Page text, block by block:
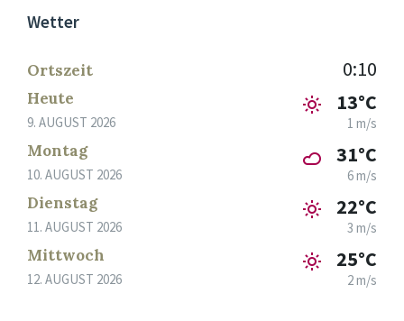
Wetter
Ortszeit 0:10
Heute
9. AUGUST 2026
13°C
1 m/s
Montag
10. AUGUST 2026
31°C
6 m/s
Dienstag
11. AUGUST 2026
22°C
3 m/s
Mittwoch
12. AUGUST 2026
25°C
2 m/s